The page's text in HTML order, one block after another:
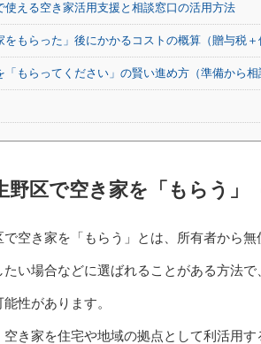
使える空き家活用支援と相談窓口の活用方法
をもらった」後にかかるコストの概算（贈与税＋
「もらってください」の賢い進め方（準備から相
野区で空き家を「もらう
で空き家を「もらう」とは、所有者から
たい場合などに選ばれることがある方法
性があります。
空き家を住宅や地域の拠点として利活用